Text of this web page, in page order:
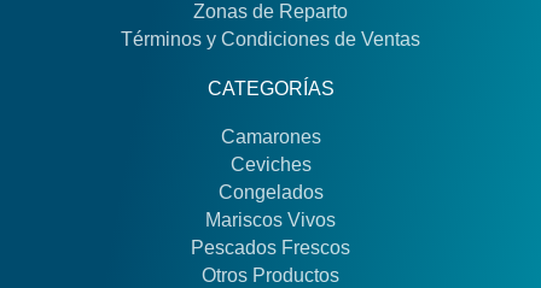
Zonas de Reparto
Términos y Condiciones de Ventas
CATEGORÍAS
Camarones
Ceviches
Congelados
Mariscos Vivos
Pescados Frescos
Otros Productos